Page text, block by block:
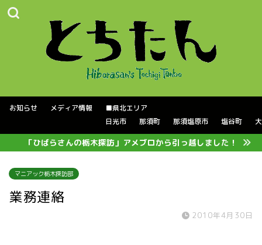
お知らせ メディア情報
■県北エリア
日光市
那須町 那須塩原市 塩谷町
「ひばらさんの栃木探訪」アメブロから引っ越しました！
マニアック栃木探訪部
業務連絡
2010年4月30日